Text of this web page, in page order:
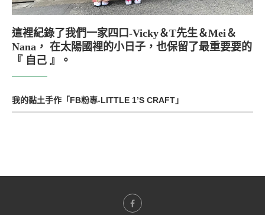
這裡紀錄了我們一家四口-Vicky＆T先生＆Mei＆
Nana， 在太陽國裡的小日子，也保留了最重要要的
『 自己 』。
我的黏土手作「FB粉專-LITTLE 1’S CRAFT」